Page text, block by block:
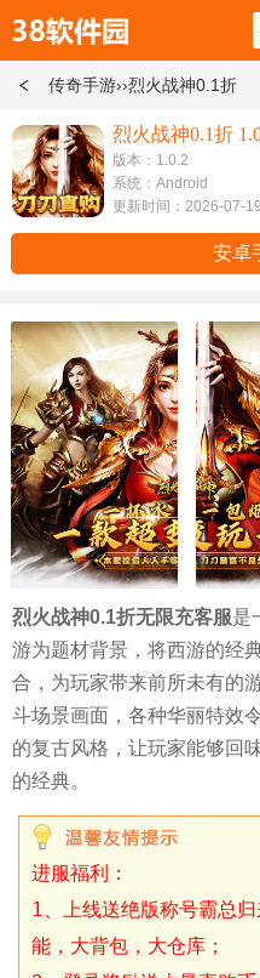
传奇手游››烈火战神0.1折
烈火战神0.1折
版本：1.0.2
系统：Android
更新时间：2026-07-19
安卓
烈火战神0.1折无限充客服是
游为题材背景，将西游的经
合，为玩家带来前所未有的
斗场景画面，各种华丽特效
的复古风格，让玩家能够回
的经典。
进服福利：
1、上线送绝版称号霸总
能，大背包，大仓库；